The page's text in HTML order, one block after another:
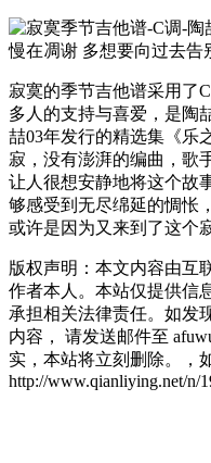
寂寞的季节吉他谱采用了
多人的支持与喜爱，是陶
喆03年发行的精选集《乐
寂，没有澎湃的编曲，歌
让人很想安静地将这个故
够感受到无尽绵延的惆怅
或许是因为又来到了这个
版权声明：本文内容由互
作者本人。本站仅提供信
承担相关法律责任。如发
内容， 请发送邮件至
实，本站将立刻删除。，
http://www.qianliying.net/n/